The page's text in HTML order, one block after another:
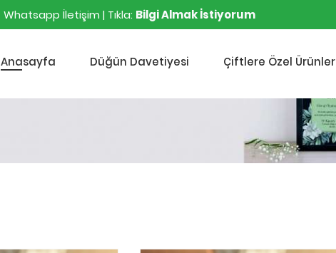
Whatsapp İletişim | Tıkla: Bilgi Almak İstiyorum
Anasayfa Düğün Davetiyesi Çiftlere Özel Ürünler